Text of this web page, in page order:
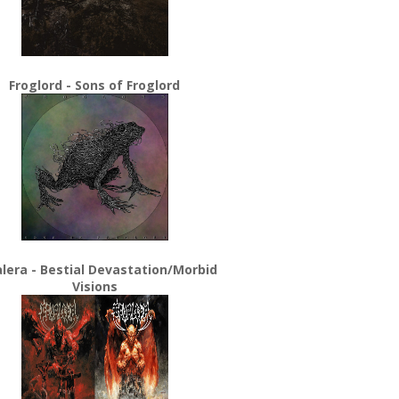
Froglord - Sons of Froglord
- Bestial Devastation/Morbid
Visions